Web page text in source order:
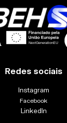
Redes sociais
Instagram
Facebook
LinkedIn